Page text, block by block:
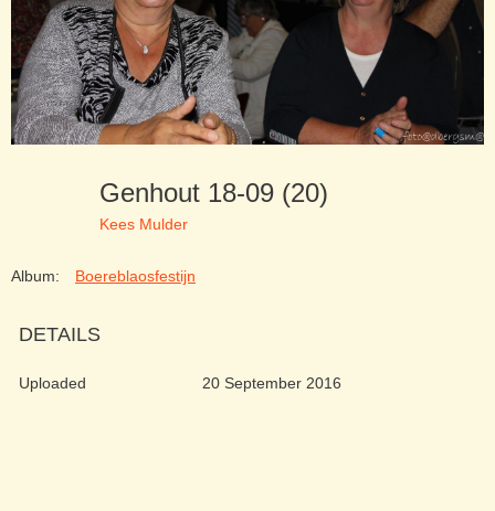
Genhout 18-09 (20)
Kees Mulder
Album: Boereblaosfestijn
DETAILS
Uploaded 20 September 2016